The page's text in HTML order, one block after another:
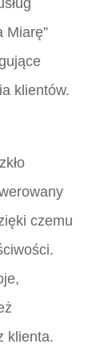
Miarę”
klientów.
czemu
klienta.